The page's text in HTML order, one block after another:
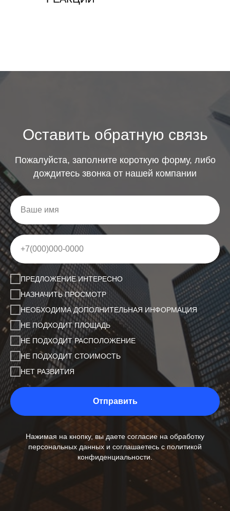
Оставить обратную связь
Пожалуйста, заполните короткую форму, либо
дождитесь звонка от нашей компании
ПРЕДЛОЖЕНИЕ ИНТЕРЕСНО
НАЗНАЧИТЬ ПРОСМОТР
НЕОБХОДИМА ДОПОЛНИТЕЛЬНАЯ ИНФОРМАЦИЯ
НЕ ПОДХОДИТ ПЛОЩАДЬ
НЕ ПОДХОДИТ РАСПОЛОЖЕНИЕ
НЕ ПОДХОДИТ СТОИМОСТЬ
НЕТ РАЗВИТИЯ
Отправить
Нажимая на кнопку, вы даете согласие на обработку
персональных данных и соглашаетесь c политикой
конфиденциальности.